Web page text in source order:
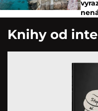
Knihy od